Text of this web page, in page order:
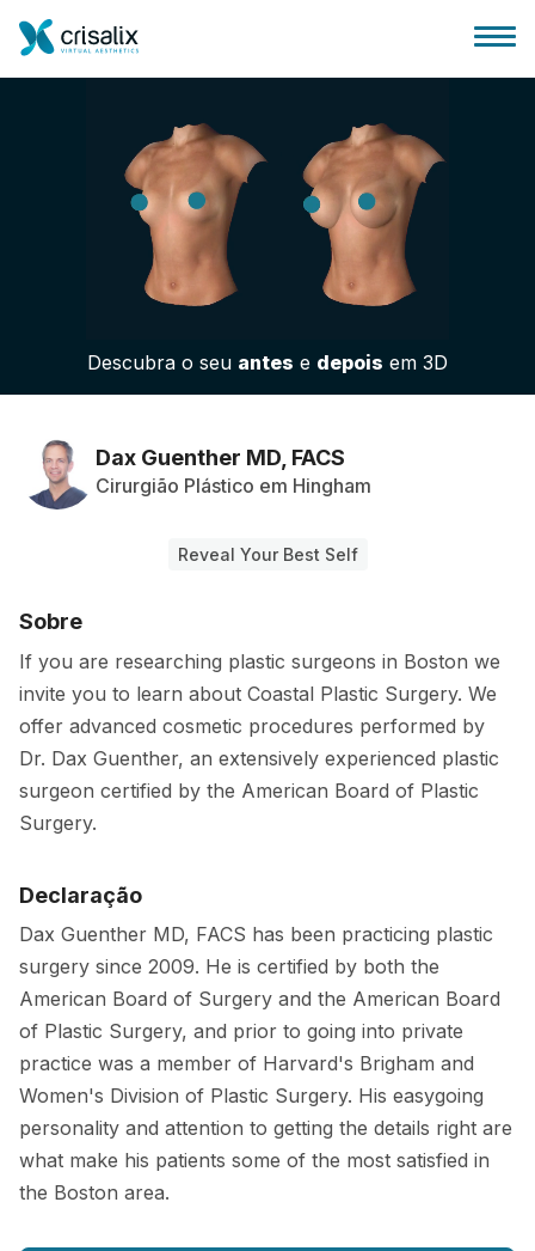
Página inicial para cirurgiões
Plataforma 3D de business
Planos
Avaliações dos pacientes
Descubra o seu antes e depois em 3D
Dax Guenther MD, FACS
Cirurgião Plástico em Hingham
Reveal Your Best Self
Sobre
If you are researching plastic surgeons in Boston we
invite you to learn about Coastal Plastic Surgery. We
offer advanced cosmetic procedures performed by
Dr. Dax Guenther, an extensively experienced plastic
surgeon certified by the American Board of Plastic
Surgery.
Declaração
Dax Guenther MD, FACS has been practicing plastic
surgery since 2009. He is certified by both the
American Board of Surgery and the American Board
of Plastic Surgery, and prior to going into private
practice was a member of Harvard's Brigham and
Women's Division of Plastic Surgery. His easygoing
personality and attention to getting the details right are
what make his patients some of the most satisfied in
the Boston area.